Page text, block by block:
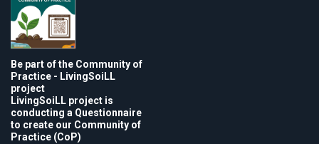
Be part of the Community of
Practice - LivingSoiLL
project
LivingSoiLL project is
conducting a Questionnaire
to create our Community of
Practice (CoP)